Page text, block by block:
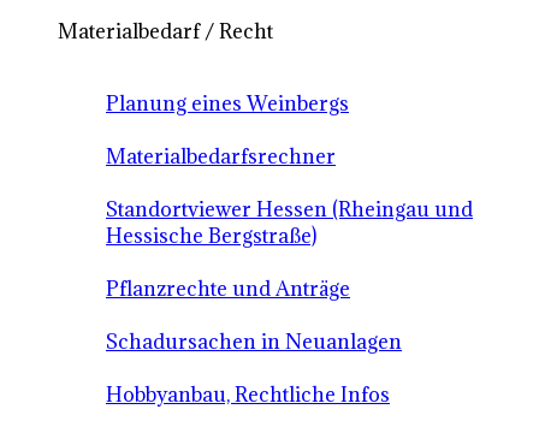
Materialbedarf / Recht
Planung eines Weinbergs
Materialbedarfsrechner
Standortviewer Hessen (Rheingau und
Hessische Bergstraße)
Pflanzrechte und Anträge
Schadursachen in Neuanlagen
Hobbyanbau, Rechtliche Infos